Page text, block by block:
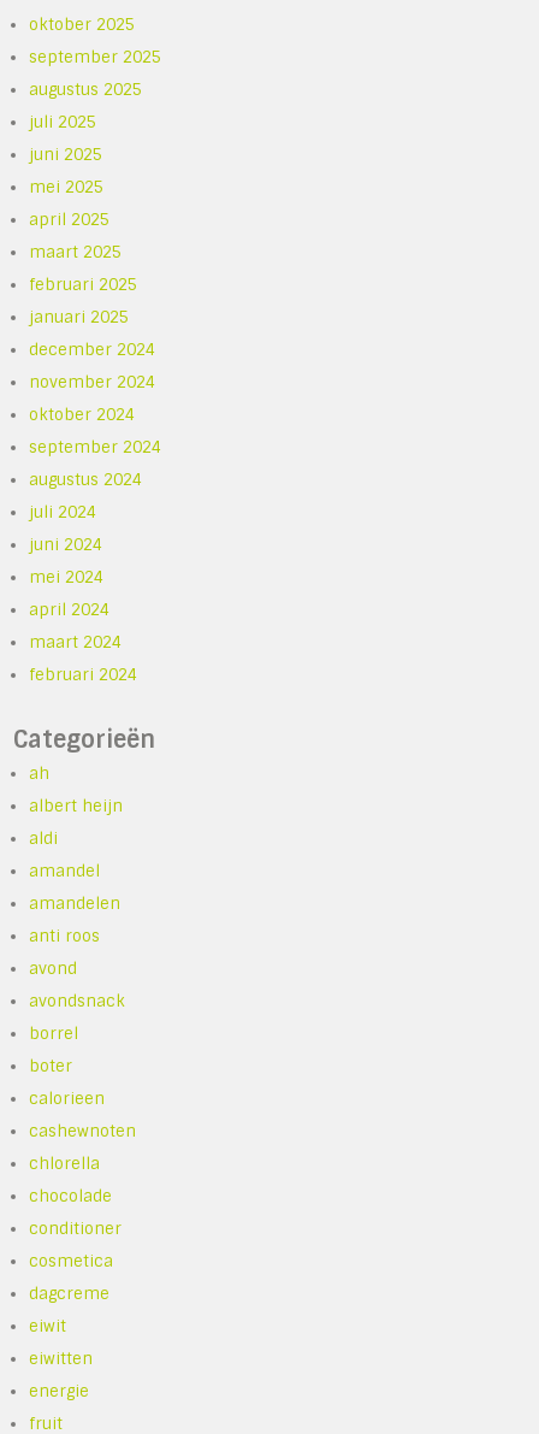
oktober 2025
september 2025
augustus 2025
juli 2025
juni 2025
mei 2025
april 2025
maart 2025
februari 2025
januari 2025
december 2024
november 2024
oktober 2024
september 2024
augustus 2024
juli 2024
juni 2024
mei 2024
april 2024
maart 2024
februari 2024
Categorieën
ah
albert heijn
aldi
amandel
amandelen
anti roos
avond
avondsnack
borrel
boter
calorieen
cashewnoten
chlorella
chocolade
conditioner
cosmetica
dagcreme
eiwit
eiwitten
energie
fruit